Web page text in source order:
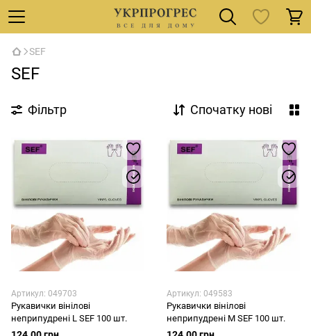
SEF
SEF
Фільтр Спочатку нові
Артикул: 049703
Рукавички вінілові
неприпудрені L SEF 100 шт.
Артикул: 049583
Рукавички вінілові
неприпудрені М SEF 100 шт.